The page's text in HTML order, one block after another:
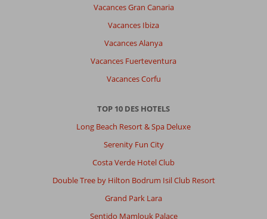
Vacances Gran Canaria
Vacances Ibiza
Vacances Alanya
Vacances Fuerteventura
Vacances Corfu
TOP 10 DES HOTELS
Long Beach Resort & Spa Deluxe
Serenity Fun City
Costa Verde Hotel Club
Double Tree by Hilton Bodrum Isil Club Resort
Grand Park Lara
Sentido Mamlouk Palace